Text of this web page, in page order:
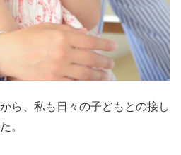
ら、私も日々の子どもとの接し
。